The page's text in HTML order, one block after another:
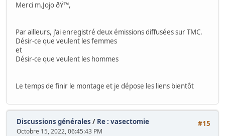
Merci m.Jojo ðŸ™,
Par ailleurs, j'ai enregistré deux émissions diffusées sur TMC.
Désir-ce que veulent les femmes
et
Désir-ce que veulent les hommes
Le temps de finir le montage et je dépose les liens bientôt
#15
Discussions générales / Re : vasectomie
Octobre 15, 2022, 06:45:43 PM